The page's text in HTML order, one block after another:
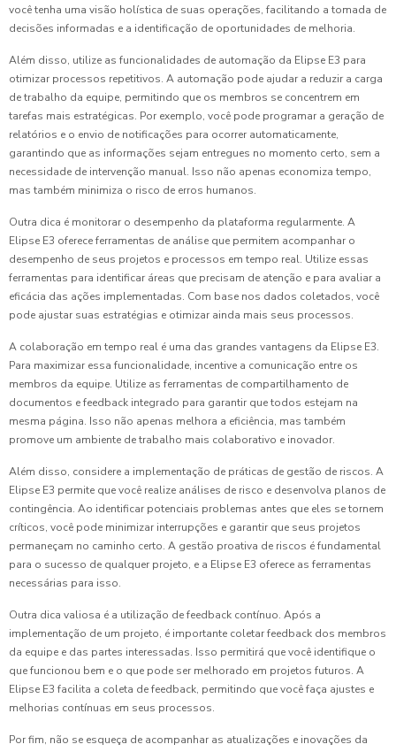
você tenha uma visão holística de suas operações, facilitando a tomada de
decisões informadas e a identificação de oportunidades de melhoria.
Além disso, utilize as funcionalidades de automação da Elipse E3 para
otimizar processos repetitivos. A automação pode ajudar a reduzir a carga
de trabalho da equipe, permitindo que os membros se concentrem em
tarefas mais estratégicas. Por exemplo, você pode programar a geração de
relatórios e o envio de notificações para ocorrer automaticamente,
garantindo que as informações sejam entregues no momento certo, sem a
necessidade de intervenção manual. Isso não apenas economiza tempo,
mas também minimiza o risco de erros humanos.
Outra dica é monitorar o desempenho da plataforma regularmente. A
Elipse E3 oferece ferramentas de análise que permitem acompanhar o
desempenho de seus projetos e processos em tempo real. Utilize essas
ferramentas para identificar áreas que precisam de atenção e para avaliar a
eficácia das ações implementadas. Com base nos dados coletados, você
pode ajustar suas estratégias e otimizar ainda mais seus processos.
A colaboração em tempo real é uma das grandes vantagens da Elipse E3.
Para maximizar essa funcionalidade, incentive a comunicação entre os
membros da equipe. Utilize as ferramentas de compartilhamento de
documentos e feedback integrado para garantir que todos estejam na
mesma página. Isso não apenas melhora a eficiência, mas também
promove um ambiente de trabalho mais colaborativo e inovador.
Além disso, considere a implementação de práticas de gestão de riscos. A
Elipse E3 permite que você realize análises de risco e desenvolva planos de
contingência. Ao identificar potenciais problemas antes que eles se tornem
críticos, você pode minimizar interrupções e garantir que seus projetos
permaneçam no caminho certo. A gestão proativa de riscos é fundamental
para o sucesso de qualquer projeto, e a Elipse E3 oferece as ferramentas
necessárias para isso.
Outra dica valiosa é a utilização de feedback contínuo. Após a
implementação de um projeto, é importante coletar feedback dos membros
da equipe e das partes interessadas. Isso permitirá que você identifique o
que funcionou bem e o que pode ser melhorado em projetos futuros. A
Elipse E3 facilita a coleta de feedback, permitindo que você faça ajustes e
melhorias contínuas em seus processos.
Por fim, não se esqueça de acompanhar as atualizações e inovações da